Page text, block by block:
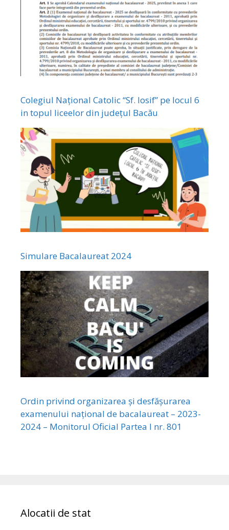
Colegiul Național Catolic “Sf. Iosif” pe locul 6
in topul liceelor din județul Bacău
Simulare Bacalaureat 2024
Ordin privind organizarea și desfășurarea
examenului național de bacalaureat – 2023-
2024 – Monitorul Oficial Partea I nr. 801
Alocatii de stat